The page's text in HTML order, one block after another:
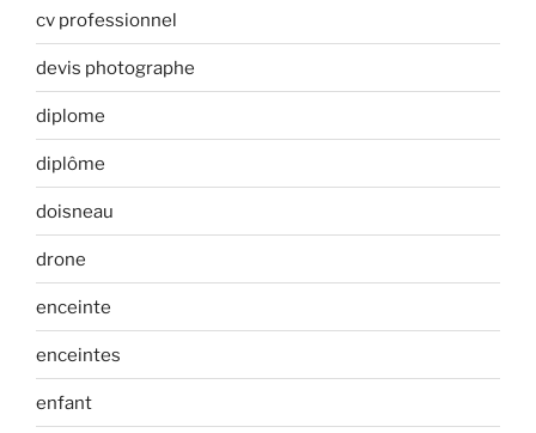
cv professionnel
devis photographe
diplome
diplôme
doisneau
drone
enceinte
enceintes
enfant